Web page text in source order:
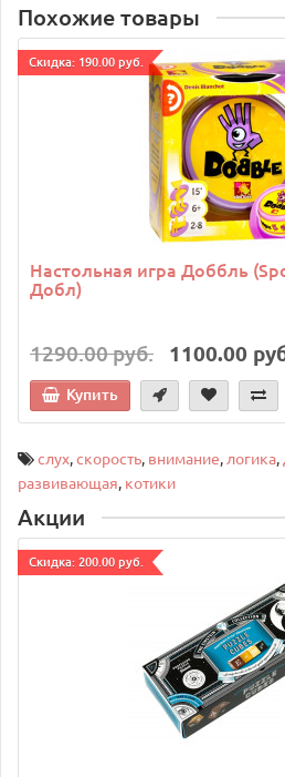
Похожие товары
Cкидка: 190.00 руб.
Настольная игра Доббль
Добл)
1290.00 руб. 1100.00
Купить
слух,скорость, внимание, логика,
развивающая, котики
Акции
Cкидка: 200.00 руб.